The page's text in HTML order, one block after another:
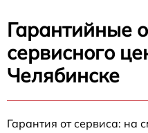
Гарантийные
сервисного
Челябинске
Гарантия от сервиса: на